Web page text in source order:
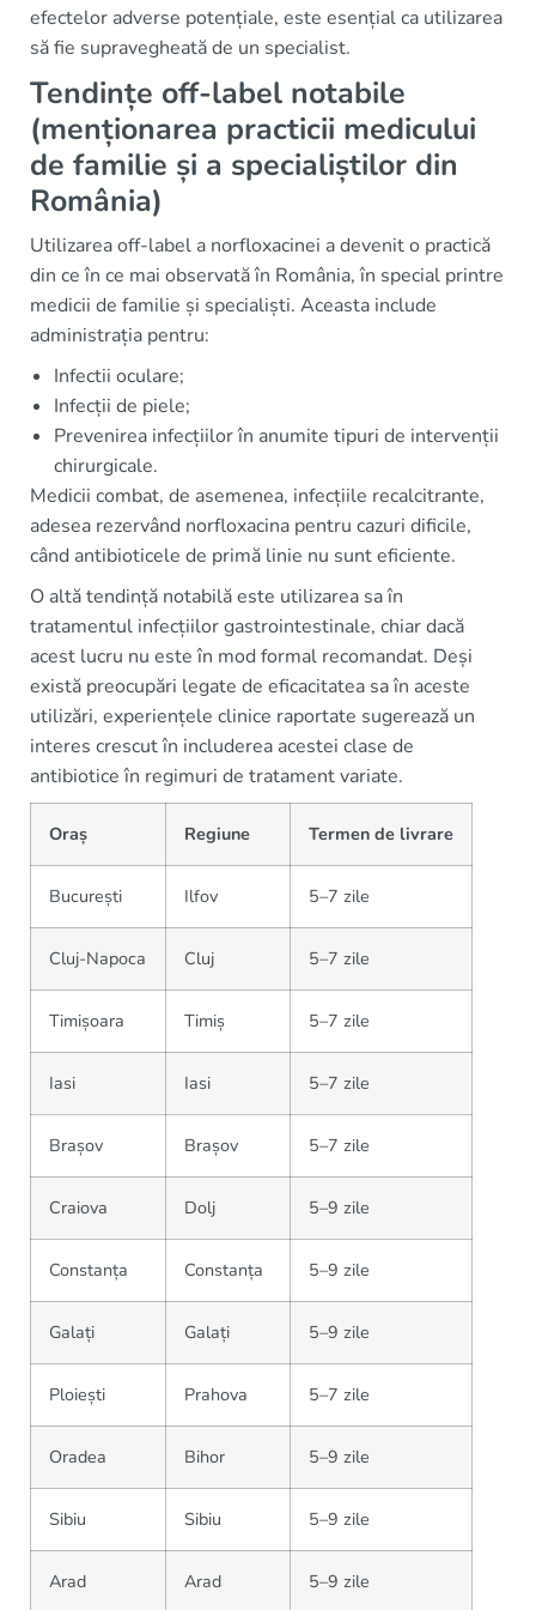
efectelor adverse potențiale, este esențial ca utilizarea
să fie supravegheată de un specialist.
Tendințe off-label notabile
(menționarea practicii medicului
de familie și a specialiștilor din
România)
Utilizarea off-label a norfloxacinei a devenit o practică
din ce în ce mai observată în România, în special printre
medicii de familie și specialiști. Aceasta include
administrația pentru:
Infectii oculare;
Infecții de piele;
Prevenirea infecțiilor în anumite tipuri de intervenții
chirurgicale.
Medicii combat, de asemenea, infecțiile recalcitrante,
adesea rezervând norfloxacina pentru cazuri dificile,
când antibioticele de primă linie nu sunt eficiente.
O altă tendință notabilă este utilizarea sa în
tratamentul infecțiilor gastrointestinale, chiar dacă
acest lucru nu este în mod formal recomandat. Deși
există preocupări legate de eficacitatea sa în aceste
utilizări, experiențele clinice raportate sugerează un
interes crescut în includerea acestei clase de
antibiotice în regimuri de tratament variate.
Oraș Regiune Termen de livrare
București Ilfov 5–7 zile
Cluj-Napoca Cluj 5–7 zile
Timișoara Timiș 5–7 zile
Iasi Iasi 5–7 zile
Brașov Brașov 5–7 zile
Craiova Dolj 5–9 zile
Constanța Constanța 5–9 zile
Galați Galați 5–9 zile
Ploiești Prahova 5–7 zile
Oradea Bihor 5–9 zile
Sibiu Sibiu 5–9 zile
Arad Arad 5–9 zile